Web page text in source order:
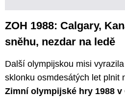
ZOH 1988: Calgary,
sněhu, nezdar na ledě
Další olympijskou misi
sklonku osmdesátých let plnit
Zimní olympijské hry 1988 v